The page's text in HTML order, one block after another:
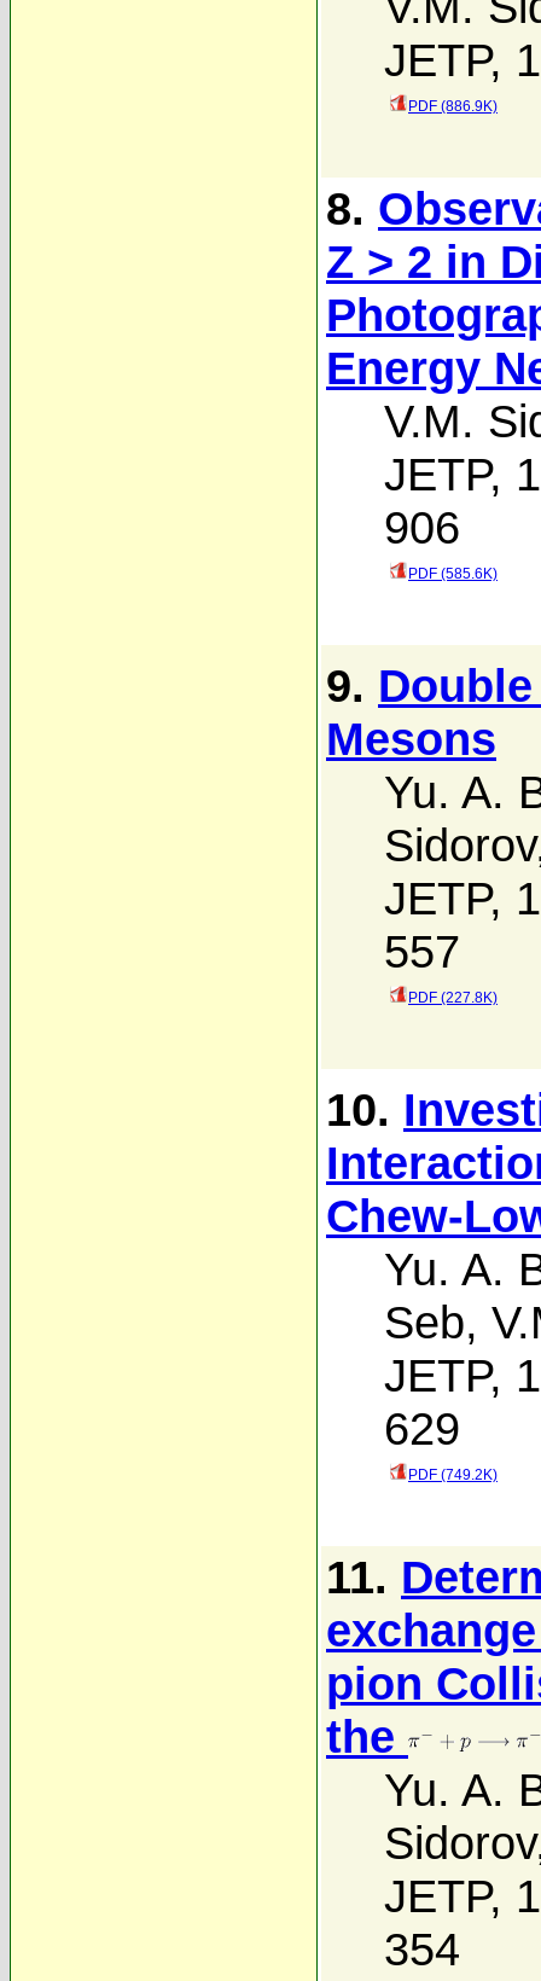
JETP,
PDF (886.9K)
8.
Z > 2 in
Energy
V.M.
JETP,
906
PDF (585.6K)
9.
Mesons
Yu. A.
Sidorov
JETP,
557
PDF (227.8K)
10.
Chew-
Yu. A.
Seb,
JETP,
629
PDF (749.2K)
11.
pion
the
Yu. A.
Sidorov
JETP,
354